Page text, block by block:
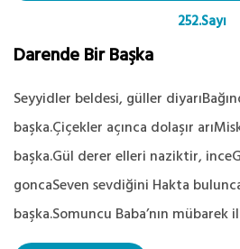
252.Sayı
Darende Bir Başka
Seyyidler beldesi, güller
başka.Çiçekler açınca dolaşır
başka.Gül derer elleri naziktir,
goncaSeven sevdiğini Hakta
başka.Somuncu Baba’nın mübarek